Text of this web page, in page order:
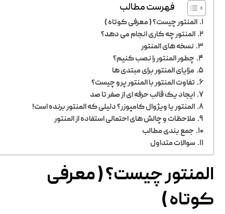
فهرست مطالب
المنتور چیست؟ ( معرفی کوتاه )
المنتور چه کاری انجام می‌ دهد؟
نسخه ‌های المنتور
چطور المنتور را نصب کنیم؟
مزایای المنتور برای مبتدی ‌ها
تفاوت المنتور با المنتور پرو چیست؟
ایجاد یک قالب حرفه ‌ای از صفر تا صد
المنتور یا ویژوال کامپوزر؟ دلیلی که المنتور برنده است!
ملاحظات و چالش‌ های احتمالی استفاده از المنتور
جمع بندی مطالب
سوالات متداول
المنتور چیست؟ ( معرفی
کوتاه )